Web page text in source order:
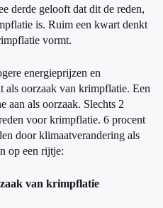
derde gelooft dat dit de reden,
is. Ruim een kwart denkt
vormt.
energieprijzen en
als oorzaak van krimpflatie. Een
aan als oorzaak. Slechts 2
voor krimpflatie. 6 procent
door klimaatverandering als
op een rijtje:
van krimpflatie